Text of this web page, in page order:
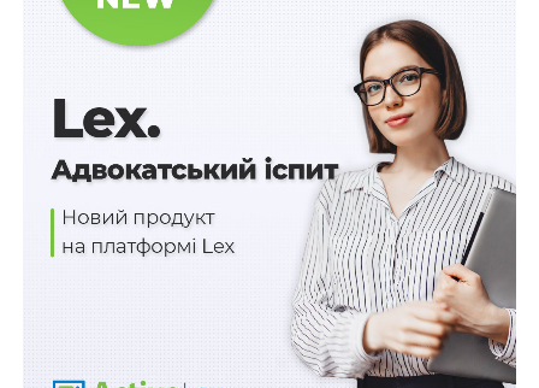
забезпечує формування та реалізує державну
політику у сфері цивільного захисту, сил цивільного
захисту та/або закладам охорони здоров’я державної,
комунальної власності, та/або структурним
підрозділам з питань охорони здоров’я обласних,
Київської та Севастопольської міських державних
адміністрацій, коштів, перерахованих на відкриті
Національним банком України рахунки державних
органів, призначені для фінансового забезпечення
заходів з відсічі збройної агресії проти України та
ліквідації її наслідків, національної безпеки і
оборони, відновлення, підтримки і розвитку України,
надання гуманітарної допомоги, а також для